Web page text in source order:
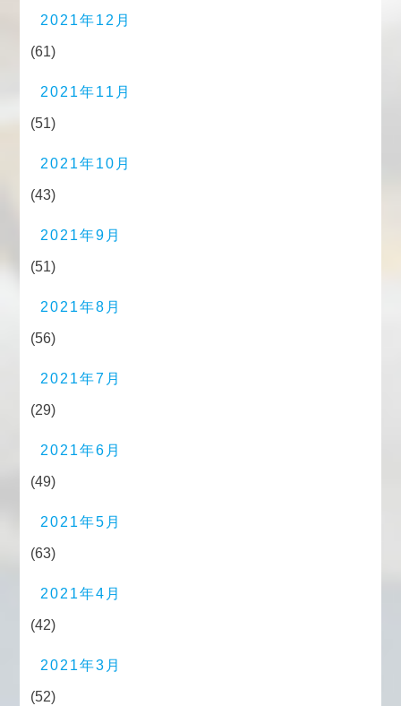
2021年12月
(61)
2021年11月
(51)
2021年10月
(43)
2021年9月
(51)
2021年8月
(56)
2021年7月
(29)
2021年6月
(49)
2021年5月
(63)
2021年4月
(42)
2021年3月
(52)